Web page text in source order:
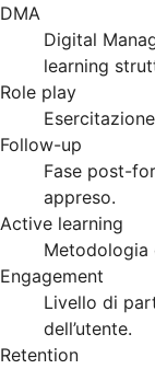
DMA
Digital
learning
Role play
Follow-up
Fase post-
appreso.
Active learning
Metodologia
Engagement
Livello di
dell’utente.
Retention